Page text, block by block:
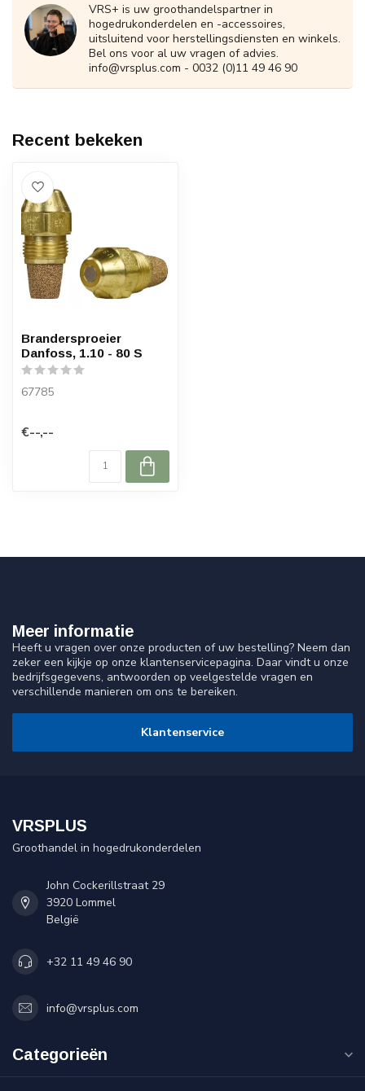
VRS+ is uw groothandelspartner in
hogedrukonderdelen en -accessoires,
uitsluitend voor herstellingsdiensten en winkels.
Bel ons voor al uw vragen of advies.
info@vrsplus.com - 0032 (0)11 49 46 90
Recent bekeken
Brandersproeier
Danfoss, 1.10 - 80 S
67785
€--,--
Meer informatie
Heeft u vragen over onze producten of uw bestelling? Neem dan
zeker een kijkje op onze klantenservicepagina. Daar vindt u onze
bedrijfsgegevens, antwoorden op veelgestelde vragen en
verschillende manieren om ons te bereiken.
Klantenservice
VRSPLUS
Groothandel in hogedrukonderdelen
John Cockerillstraat 29
3920 Lommel
België
+32 11 49 46 90
info@vrsplus.com
Categorieën